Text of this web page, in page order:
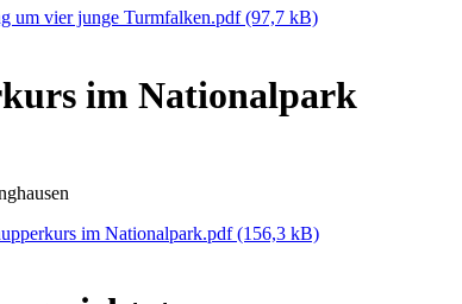
um vier junge Turmfalken.pdf(97,7 kB)
im Nationalpark
im Nationalpark.pdf(156,3 kB)